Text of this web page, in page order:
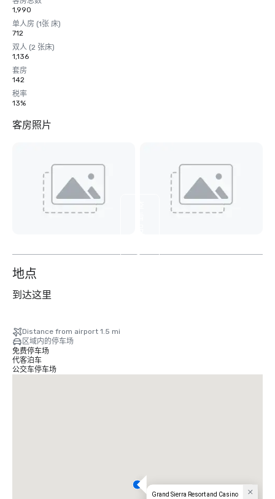
1,990
单人房 (1张 床)
712
双人 (2 张床)
1,136
套房
142
税率
13%
客房照片
8
地点
到达这里
Distance from airport 1.5 mi
区域内的停车场
免费停车场
代客泊车
公交车停车场
Grand Sierra Resort and Casino